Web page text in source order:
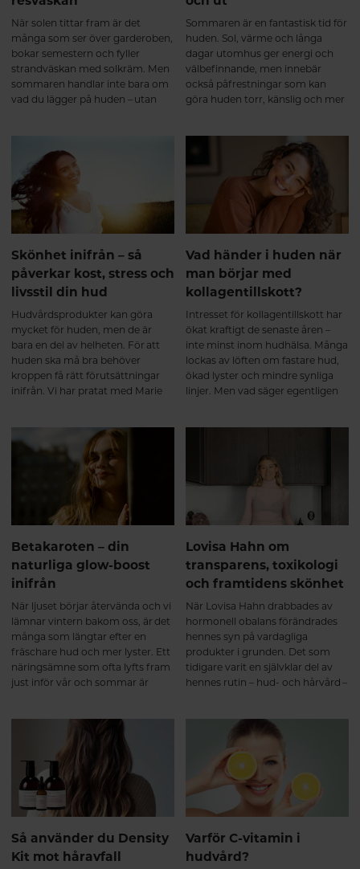
När solen tittar fram är det
många som ser över garderoben,
bokar semestern och fyller
strandväskan med solkräm. Men
sommaren handlar inte bara om
vad du lägger på huden – utan
kontinuitet väljer många att
komplettera kosten med
betakaroten inför perioder då de
vistas mer i solen.
Sommaren är en fantastisk tid för
huden. Sol, värme och långa
dagar utomhus ger energi och
välbefinnande, men innebär
också påfrestningar som kan
göra huden torr, känslig och mer
att ge kroppen näring inifrån kan
du hjälpa huden att behålla sin
lyster och kännas välmående hela
Skönhet inifrån – så
påverkar kost, stress och
livsstil din hud
Hudvårdsprodukter kan göra
mycket för huden, men de är
bara en del av helheten. För att
huden ska må bra behöver
kroppen få rätt förutsättningar
inifrån. Vi har pratat med Marie
mellan näring, stress,
återhämtning och hudens
Vad händer i huden när
man börjar med
kollagentillskott?
Intresset för kollagentillskott har
ökat kraftigt de senaste åren –
inte minst inom hudhälsa. Många
lockas av löften om fastare hud,
ökad lyster och mindre synliga
linjer. Men vad säger egentligen
veckorna till långsiktiga
förändringar.
Betakaroten – din
naturliga glow-boost
inifrån
När ljuset börjar återvända och vi
lämnar vintern bakom oss, är det
många som längtar efter en
fräschare hud och mer lyster. Ett
näringsämne som ofta lyfts fram
just inför vår och sommar är
Lovisa Hahn om
transparens, toxikologi
och framtidens skönhet
När Lovisa Hahn drabbades av
hormonell obalans förändrades
hennes syn på vardagliga
produkter i grunden. Det som
tidigare varit en självklar del av
hennes rutin – hud- och hårvård –
Så använder du Density
Kit mot håravfall
Varför C-vitamin i
hudvård?